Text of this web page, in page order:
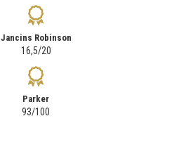
Jancins Robinson
16,5/20
Parker
93/100